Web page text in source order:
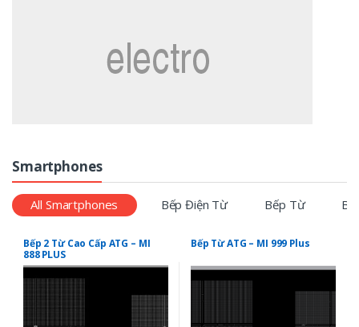
Smartphones
All Smartphones Bếp Điện Từ Bếp Từ
Bếp 2 Từ Cao Cấp ATG – MI
888 PLUS
Bếp Từ ATG – MI 999 Plus